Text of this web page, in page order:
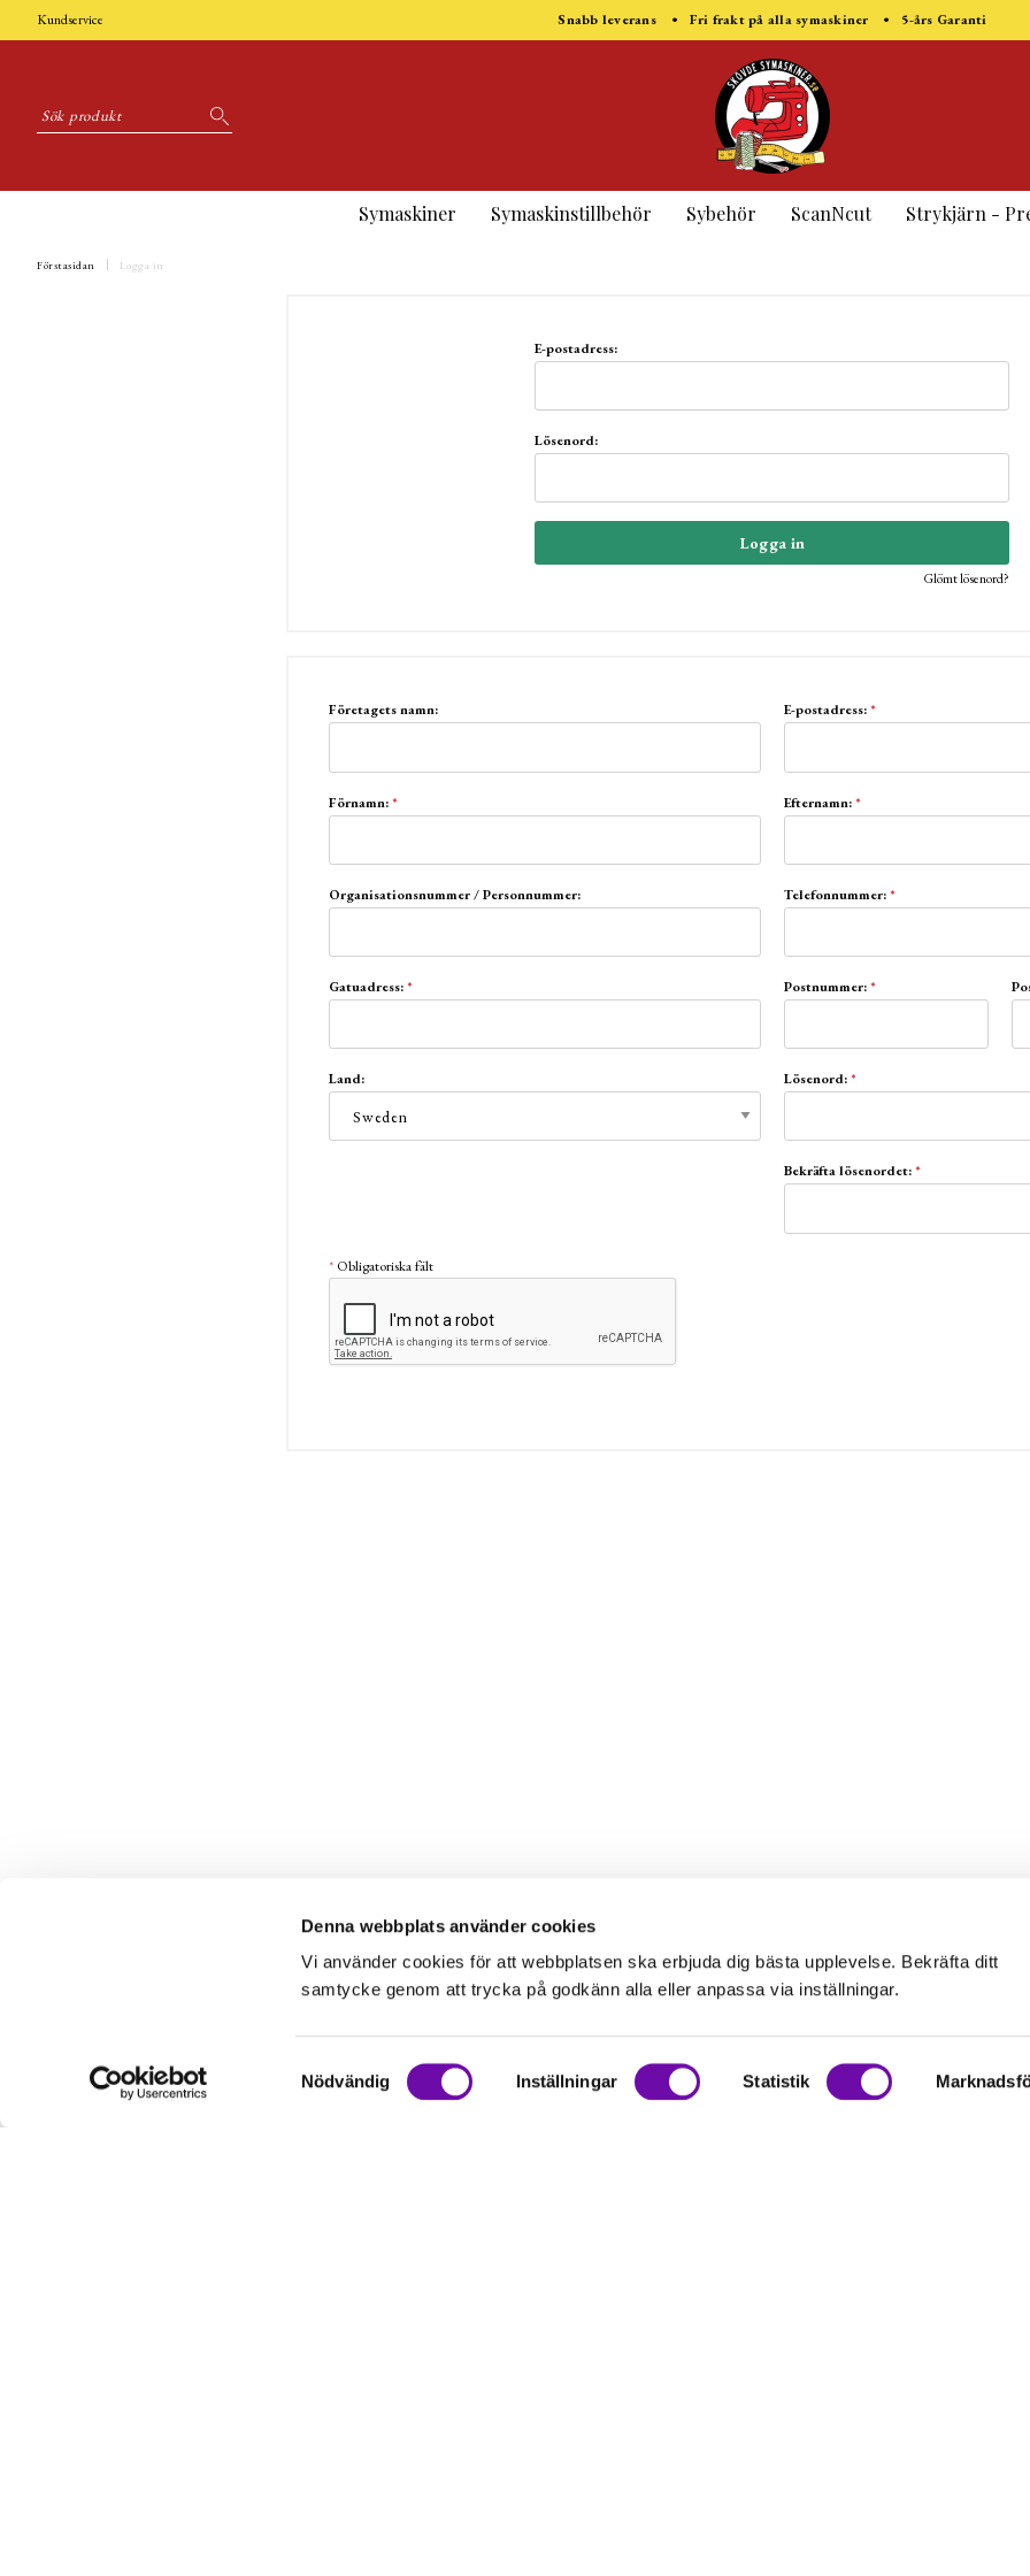
Denna webbplats använder cookies
Vi använder cookies för att webbplatsen ska erbjuda dig bästa upplevelse. Bekräfta ditt
samtycke genom att trycka på godkänn alla eller anpassa via inställningar.
Samtyckesval
Nödvändig Inställningar Statistik
Kundservice Snabb leverans • Fri frakt på alla symaskiner • 5-års Garanti
Symaskiner Symaskinstillbehör Sybehör ScanNcut Strykjärn -
Förstasidan Logga in
E-postadress:
Lösenord:
Logga in
Glömt lösenord?
Företagets namn: E-postadress:*
Förnamn:* Efternamn:*
Organisationsnummer / Personnummer: Telefonnummer:*
Gatuadress:* Postnummer:*
Land: Lösenord:*
Bekräfta lösenordet:*
*Obligatoriska fält